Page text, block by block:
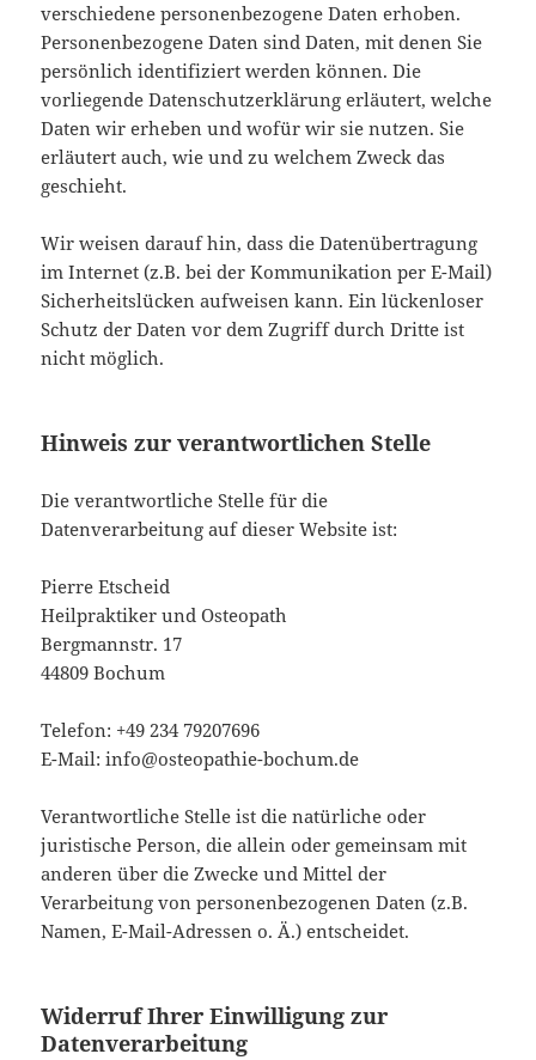
verschiedene personenbezogene Daten erhoben.
Personenbezogene Daten sind Daten, mit denen Sie
persönlich identifiziert werden können. Die
vorliegende Datenschutzerklärung erläutert, welche
Daten wir erheben und wofür wir sie nutzen. Sie
erläutert auch, wie und zu welchem Zweck das
geschieht.
Wir weisen darauf hin, dass die Datenübertragung
im Internet (z.B. bei der Kommunikation per E-Mail)
Sicherheitslücken aufweisen kann. Ein lückenloser
Schutz der Daten vor dem Zugriff durch Dritte ist
nicht möglich.
Hinweis zur verantwortlichen Stelle
Die verantwortliche Stelle für die
Datenverarbeitung auf dieser Website ist:
Pierre Etscheid
Heilpraktiker und Osteopath
Bergmannstr. 17
44809 Bochum
Telefon: +49 234 79207696
E-Mail: info@osteopathie-bochum.de
Verantwortliche Stelle ist die natürliche oder
juristische Person, die allein oder gemeinsam mit
anderen über die Zwecke und Mittel der
Verarbeitung von personenbezogenen Daten (z.B.
Namen, E-Mail-Adressen o. Ä.) entscheidet.
Widerruf Ihrer Einwilligung zur
Datenverarbeitung